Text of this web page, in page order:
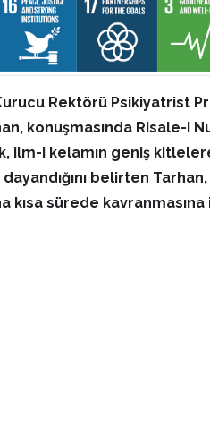
Rektörü Psikiyatrist
konuşmasında
ilm-i kelamın geniş
belirten
kısa sürede